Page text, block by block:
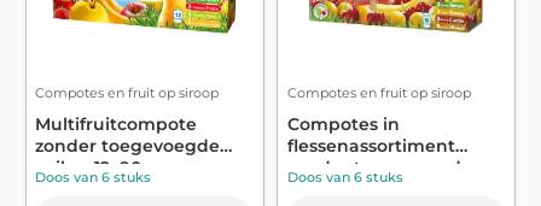
Compotes en fruit op siroop
Multifruitcompote
zonder toegevoegde
suiker 12x90g - ...
Doos van 6 stuks
Compotes en fruit op siroop
Compotes in
flessenassortiment
zonder toegevoegde
sui...
Doos van 6 stuks